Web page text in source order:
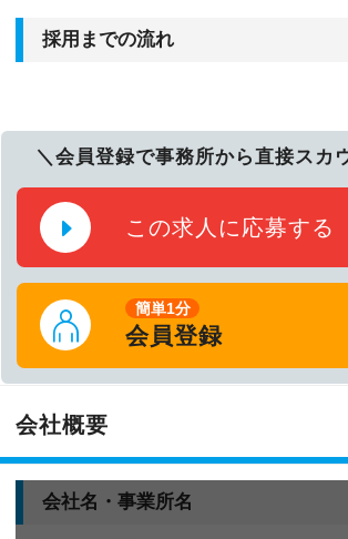
採用までの流れ
＼会員登録で事務所から直接スカ
この求人に応募する
簡単1分
会員登録
会社概要
会社名・事業所名